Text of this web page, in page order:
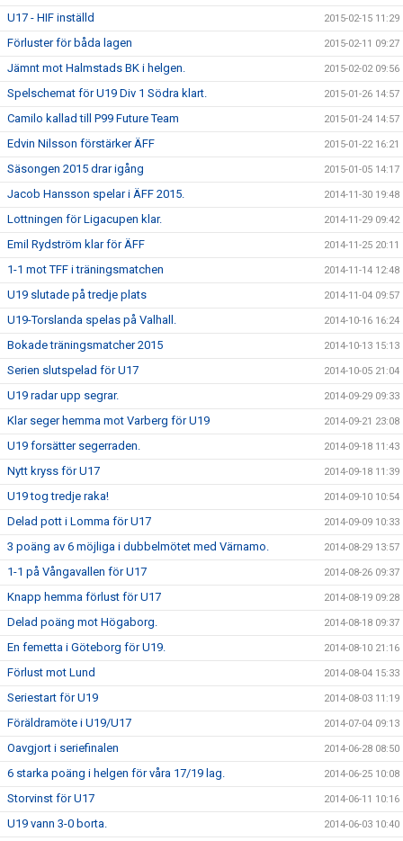
U17 - HIF inställd 2015-02-15 11:29
Förluster för båda lagen 2015-02-11 09:27
Jämnt mot Halmstads BK i helgen. 2015-02-02 09:56
Spelschemat för U19 Div 1 Södra klart. 2015-01-26 14:57
Camilo kallad till P99 Future Team 2015-01-24 14:57
Edvin Nilsson förstärker ÄFF 2015-01-22 16:21
Säsongen 2015 drar igång 2015-01-05 14:17
Jacob Hansson spelar i ÄFF 2015. 2014-11-30 19:48
Lottningen för Ligacupen klar. 2014-11-29 09:42
Emil Rydström klar för ÄFF 2014-11-25 20:11
1-1 mot TFF i träningsmatchen 2014-11-14 12:48
U19 slutade på tredje plats 2014-11-04 09:57
U19-Torslanda spelas på Valhall. 2014-10-16 16:24
Bokade träningsmatcher 2015 2014-10-13 15:13
Serien slutspelad för U17 2014-10-05 21:04
U19 radar upp segrar. 2014-09-29 09:33
Klar seger hemma mot Varberg för U19 2014-09-21 23:08
U19 forsätter segerraden. 2014-09-18 11:43
Nytt kryss för U17 2014-09-18 11:39
U19 tog tredje raka! 2014-09-10 10:54
Delad pott i Lomma för U17 2014-09-09 10:33
3 poäng av 6 möjliga i dubbelmötet med Värnamo. 2014-08-29 13:57
1-1 på Vångavallen för U17 2014-08-26 09:37
Knapp hemma förlust för U17 2014-08-19 09:28
Delad poäng mot Högaborg. 2014-08-18 09:37
En femetta i Göteborg för U19. 2014-08-10 21:16
Förlust mot Lund 2014-08-04 15:33
Seriestart för U19 2014-08-03 11:19
Föräldramöte i U19/U17 2014-07-04 09:13
Oavgjort i seriefinalen 2014-06-28 08:50
6 starka poäng i helgen för våra 17/19 lag. 2014-06-25 10:08
Storvinst för U17 2014-06-11 10:16
U19 vann 3-0 borta. 2014-06-03 10:40